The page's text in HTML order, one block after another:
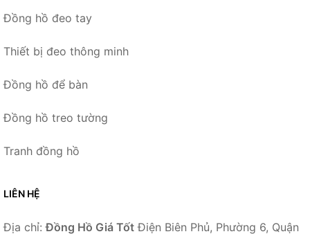
Đồng hồ đeo tay
Thiết bị đeo thông minh
Đồng hồ để bàn
Đồng hồ treo tường
Tranh đồng hồ
LIÊN HỆ
Địa chỉ:Đồng Hồ Giá Tốt Điện Biên Phủ, Phường 6, Quận